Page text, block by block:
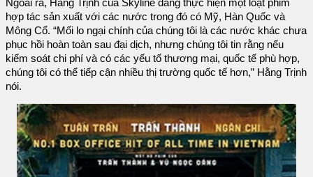
Ngoài ra, Hằng Trịnh của Skyline đang thực hiện một loạt phim
hợp tác sản xuất với các nước trong đó có Mỹ, Hàn Quốc và
Mông Cổ. “Mối lo ngại chính của chúng tôi là các nước khác chưa
phục hồi hoàn toàn sau đại dịch, nhưng chúng tôi tin rằng nếu
kiểm soát chi phí và có các yếu tố thương mại, quốc tế phù hợp,
chúng tôi có thể tiếp cận nhiều thị trường quốc tế hơn,” Hằng Trịnh
nói.